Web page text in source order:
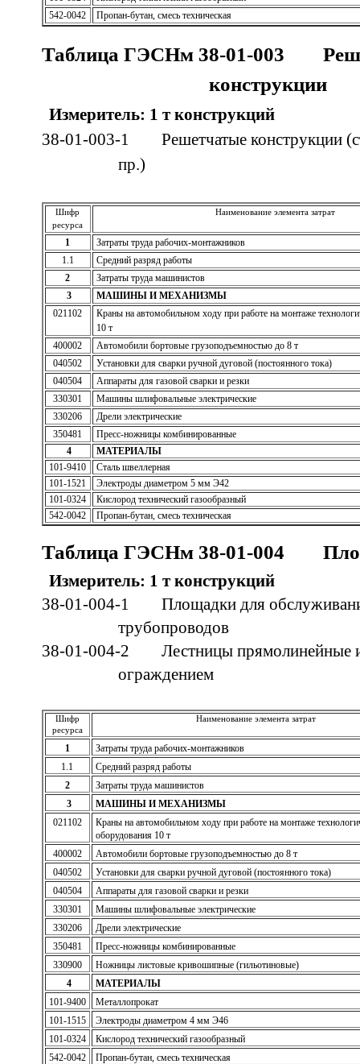
542-0042
Пропан-бутан, смесь техническая
Таблица ГЭСНм 38-01-003
конструкции
Измеритель: 1 т конструкций
38-01-003-1 Решетчатые конструкции
пр.)
Шифр
ресурса
Наименование элемента затрат
1
Затраты труда рабочих-монтажников
1.1
Средний разряд работы
2
Затраты труда машинистов
3
МАШИНЫ И МЕХАНИЗМЫ
021102
Краны на автомобильном ходу при работе на монтаже
10 т
400002
Автомобили бортовые грузоподъемностью до 8 т
040502
Установки для сварки ручной дуговой (постоянного тока)
040504
Аппараты для газовой сварки и резки
330301
Машины шлифовальные электрические
330206
Дрели электрические
350481
Пресс-ножницы комбинированные
4
МАТЕРИАЛЫ
101-9410
Сталь швеллерная
101-1521
Электроды диаметром 5 мм Э42
101-0324
Кислород технический газообразный
542-0042
Пропан-бутан, смесь техническая
Таблица ГЭСНм 38-01-004
Измеритель: 1 т конструкций
38-01-004-1 Площадки для
трубопроводов
38-01-004-2 Лестницы прямолинейные и
ограждением
Шифр
ресурса
Наименование элемента затрат
1
Затраты труда рабочих-монтажников
1.1
Средний разряд работы
2
Затраты труда машинистов
3
МАШИНЫ И МЕХАНИЗМЫ
021102
Краны на автомобильном ходу при работе на монтаже
оборудования 10 т
400002
Автомобили бортовые грузоподъемностью до 8 т
040502
Установки для сварки ручной дуговой (постоянного тока)
040504
Аппараты для газовой сварки и резки
330301
Машины шлифовальные электрические
330206
Дрели электрические
350481
Пресс-ножницы комбинированные
330900
Ножницы листовые кривошипные (гильотиновые)
4
МАТЕРИАЛЫ
101-9400
Металлопрокат
101-1515
Электроды диаметром 4 мм Э46
101-0324
Кислород технический газообразный
542-0042
Пропан-бутан, смесь техническая